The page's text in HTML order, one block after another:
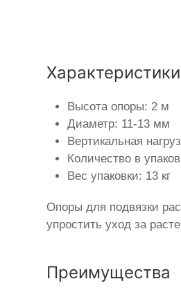
Характеристики
Высота опоры: 2 м
Диаметр: 11-13 мм
Вертикальная
Количество в
Вес упаковки: 13 кг
Опоры для подвязки
упростить уход за
Преимущества